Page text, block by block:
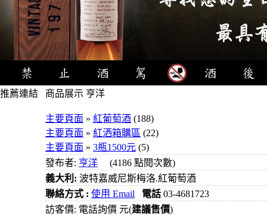
推薦連結 商品展示 亨洋
主要頁面 » 紅葡萄酒 (188)
主要頁面 » 紅洒箱購區 (22)
主要頁面 » 3瓶1500元 (5)
發布者: 亨洋 (4186 點閱次數)
義大利: 波特嘉威尼斯梅洛.紅葡萄酒
聯絡方式 : 使用 Email 電話 03-4681723
訪客價: 電話詢價 元(建議售價)